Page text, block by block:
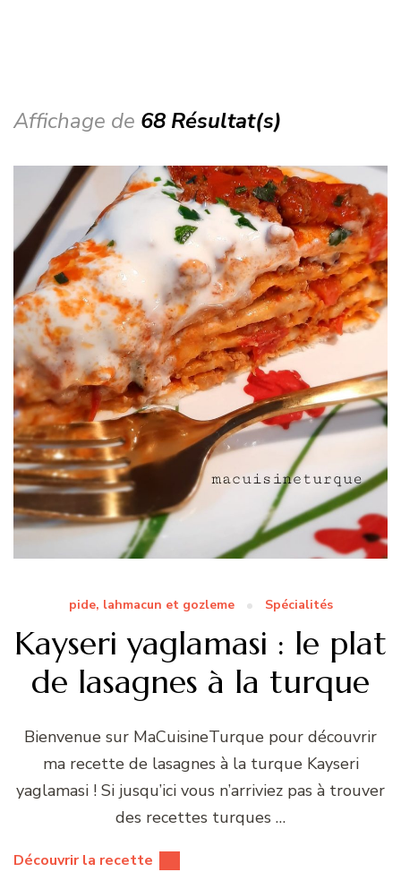
Affichage de 68 Résultat(s)
pide, lahmacun et gozleme Spécialités
Kayseri yaglamasi : le plat
de lasagnes à la turque
Bienvenue sur MaCuisineTurque pour découvrir
ma recette de lasagnes à la turque Kayseri
yaglamasi ! Si jusqu’ici vous n’arriviez pas à trouver
des recettes turques …
Découvrir la recette